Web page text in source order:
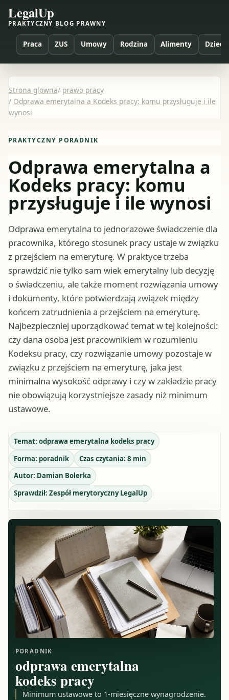
LegalUp
PRAKTYCZNY BLOG PRAWNY
Praca ZUS Umowy Rodzina Alimenty Dzieci
Strona glowna/ prawo pracy
/ Odprawa emerytalna a Kodeks pracy: komu przysługuje i ile
wynosi
PRAKTYCZNY PORADNIK
Odprawa emerytalna a
Kodeks pracy: komu
przysługuje i ile wynosi
Odprawa emerytalna to jednorazowe świadczenie dla
pracownika, którego stosunek pracy ustaje w związku
z przejściem na emeryturę. W praktyce trzeba
sprawdzić nie tylko sam wiek emerytalny lub decyzję
o świadczeniu, ale także moment rozwiązania umowy
i dokumenty, które potwierdzają związek między
końcem zatrudnienia a przejściem na emeryturę.
Najbezpieczniej uporządkować temat w tej kolejności:
czy dana osoba jest pracownikiem w rozumieniu
Kodeksu pracy, czy rozwiązanie umowy pozostaje w
związku z przejściem na emeryturę, jaka jest
minimalna wysokość odprawy i czy w zakładzie pracy
nie obowiązują korzystniejsze zasady niż minimum
ustawowe.
Temat: odprawa emerytalna kodeks pracy
Forma: poradnik Czas czytania: 8 min
Autor: Damian Bolerka
Sprawdził: Zespół merytoryczny LegalUp
PORADNIK
odprawa emerytalna
kodeks pracy
Minimum ustawowe to 1-miesięczne wynagrodzenie.